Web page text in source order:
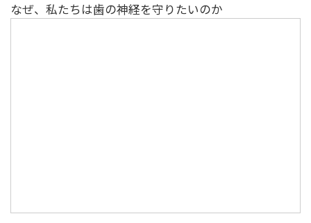
なぜ、私たちは歯の神経を守りたいのか